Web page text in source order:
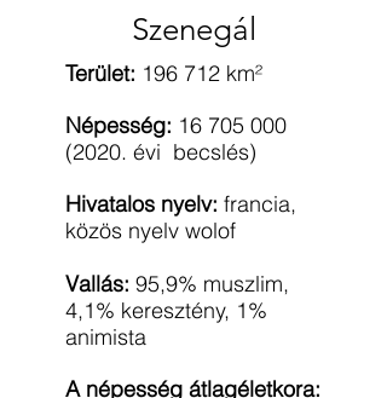
Szenegál
Terület: 196 712 km²
Népesség: 16 705 000
(2020. évi becslés)
Hivatalos nyelv: francia,
közös nyelv wolof
Vallás: 95,9% muszlim,
4,1% keresztény, 1%
animista
A népesség átlagéletkora: